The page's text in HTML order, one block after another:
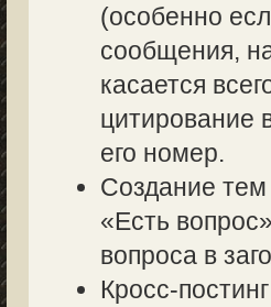
(особенно
сообщения,
касается
цитирование
его номер.
Создание
«Есть
вопроса в
Кросс-